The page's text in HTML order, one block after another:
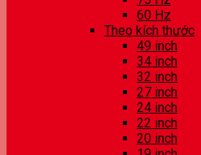
60 Hz
Theo kích thước
49 inch
34 inch
32 inch
27 inch
24 inch
22 inch
20 inch